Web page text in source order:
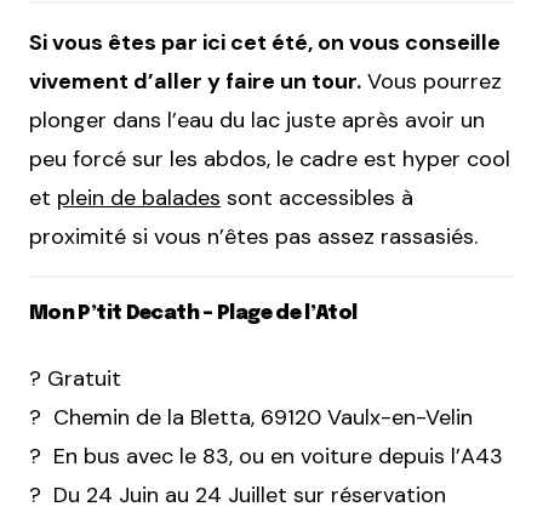
Si vous êtes par ici cet été, on vous conseille
vivement d’aller y faire un tour. Vous pourrez
plonger dans l’eau du lac juste après avoir un
peu forcé sur les abdos, le cadre est hyper cool
et plein de balades sont accessibles à
proximité si vous n’êtes pas assez rassasiés.
Mon P’tit Decath – Plage de l’Atol
? Gratuit
? Chemin de la Bletta, 69120 Vaulx-en-Velin
? En bus avec le 83, ou en voiture depuis l’A43
? Du 24 Juin au 24 Juillet sur réservation